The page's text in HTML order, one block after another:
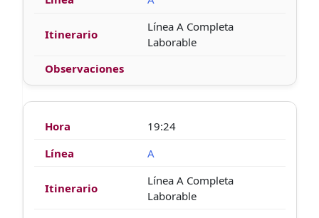
Línea A Completa
Laborable
19:24
A
Línea A Completa
Laborable